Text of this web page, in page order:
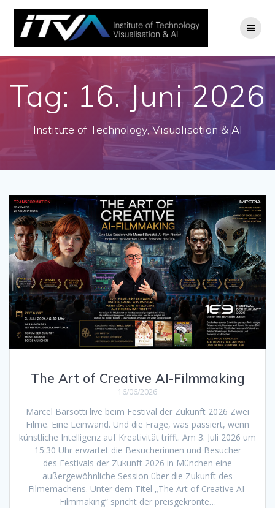
Zum
Inhalt
springen
Tag: 16. Juni 2026
Institute of Technology, Visualisation & AI
The Art of Creative AI-Filmmaking
16/06/2026
Marcel Barsotti live beim Festival der Zukunft 2026 Zwei
Filme. Eine Leinwand. Und die Frage, was passiert, wenn
künstliche Intelligenz auf Kreativität trifft. Am 3. Juli 2026 um
15:30 Uhr erwartet die Besucherinnen und Besucher
des Festivals der Zukunft 2026 in München eine
außergewöhnliche Session über die Zukunft des
Filmemachens. Unter dem Titel „The Art of Creative AI-
Filmmaking“ spricht der preisgekrönte…